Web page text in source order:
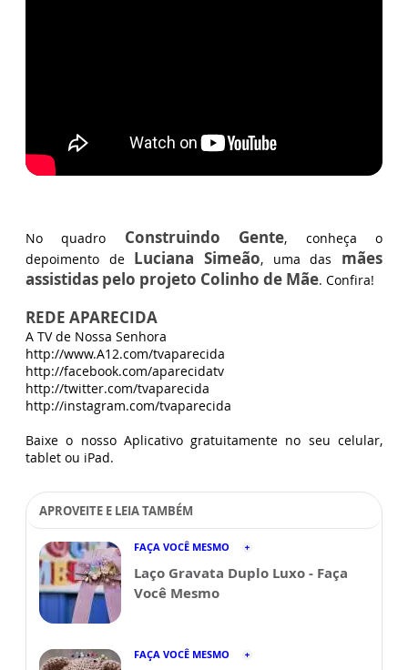
No quadro Construindo Gente, conheça o
depoimento de Luciana Simeão, uma das mães
assistidas pelo projeto Colinho de Mãe. Confira!
REDE APARECIDA
A TV de Nossa Senhora
http://www.A12.com/tvaparecida
http://facebook.com/aparecidatv
http://twitter.com/tvaparecida
http://instagram.com/tvaparecida
Baixe o nosso Aplicativo gratuitamente no seu celular,
tablet ou iPad.
APROVEITE E LEIA TAMBÉM
FAÇA VOCÊ MESMO
Laço Gravata Duplo Luxo - Faça
Você Mesmo
FAÇA VOCÊ MESMO